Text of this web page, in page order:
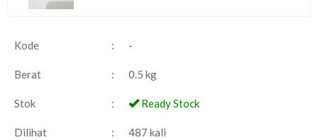
Kode : -
Berat : 0.5 kg
Stok : Ready Stock
Dilihat : 487 kali